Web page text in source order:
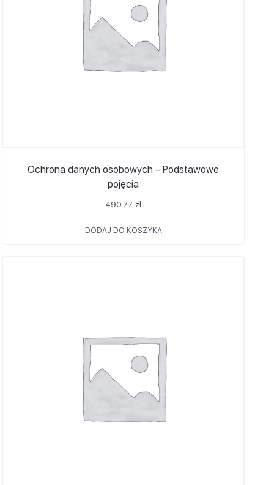
Ochrona danych osobowych – Podstawowe
pojęcia
490.77 zł
DODAJ DO KOSZYKA